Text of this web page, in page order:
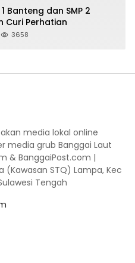
Banteng dan SMP 2
Curi Perhatian
3658
media lokal online
media grub Banggai Laut
& BanggaiPost.com |
(Kawasan STQ) Lampa, Kec
Tengah